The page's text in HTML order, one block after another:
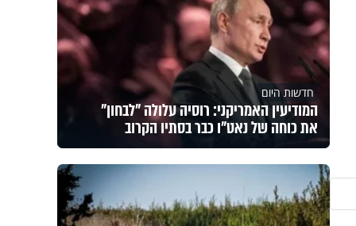
חדשות היום
המודיעין האמריקני: רוסיה עלולה "לבחון"
את כוחה של נאט"ו כבר בסתיו הקרוב